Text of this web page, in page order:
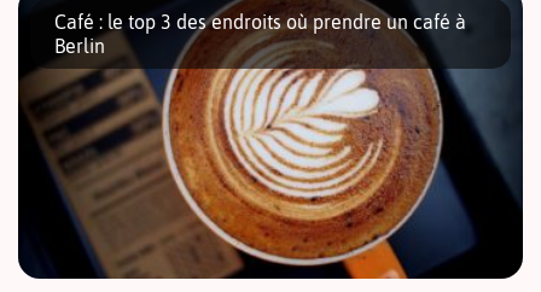
Encore un article pour les vegans, vous allez vous dire : que
nenni ! On vous a dégoté les dernières nouveautés
culinaires succulentes de la capitale allemande. Il y en a […]
Café : le top 3 des endroits où prendre un café à
Berlin